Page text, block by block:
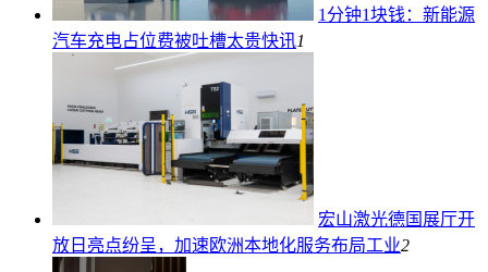
1分钟1块钱：新能源
汽车充电占位费被吐槽太贵快讯1
宏山激光德国展厅开
放日亮点纷呈，加速欧洲本地化服务布局工业2